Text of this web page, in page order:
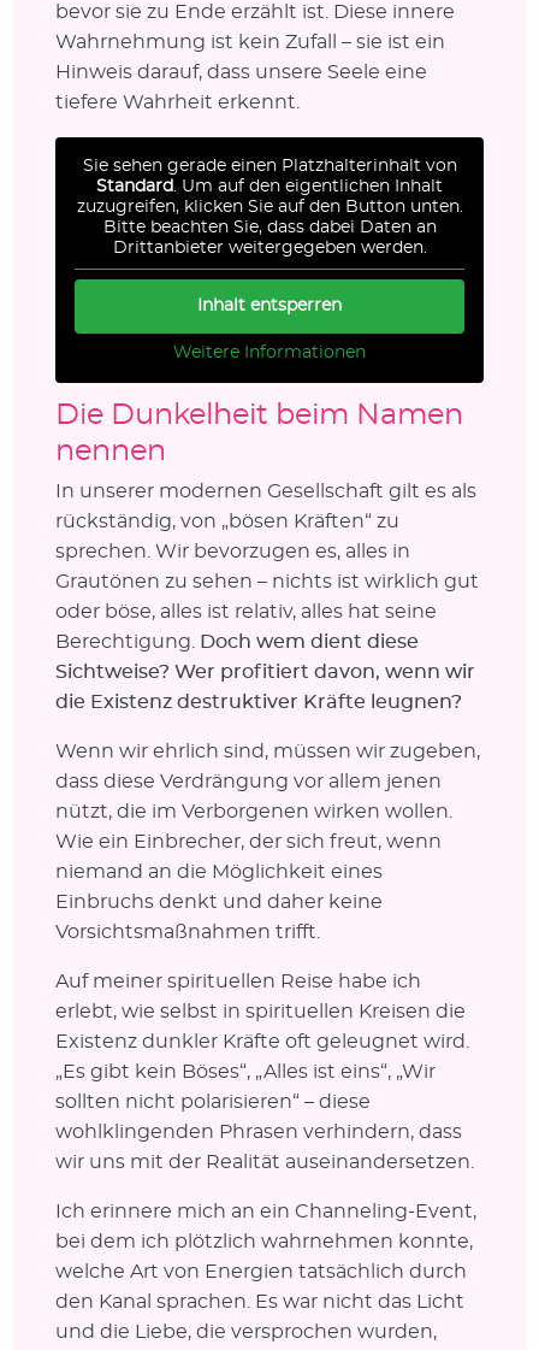
bevor sie zu Ende erzählt ist. Diese innere
Wahrnehmung ist kein Zufall – sie ist ein
Hinweis darauf, dass unsere Seele eine
tiefere Wahrheit erkennt.
Sie sehen gerade einen Platzhalterinhalt von
Standard. Um auf den eigentlichen Inhalt
zuzugreifen, klicken Sie auf den Button unten.
Bitte beachten Sie, dass dabei Daten an
Drittanbieter weitergegeben werden.
Inhalt entsperren
Weitere Informationen
Die Dunkelheit beim Namen
nennen
In unserer modernen Gesellschaft gilt es als
rückständig, von „bösen Kräften“ zu
sprechen. Wir bevorzugen es, alles in
Grautönen zu sehen – nichts ist wirklich gut
oder böse, alles ist relativ, alles hat seine
Berechtigung.
Doch wem dient diese
Sichtweise? Wer profitiert davon, wenn wir
die Existenz destruktiver Kräfte leugnen?
Wenn wir ehrlich sind, müssen wir zugeben,
dass diese Verdrängung vor allem jenen
nützt, die im Verborgenen wirken wollen.
Wie ein Einbrecher, der sich freut, wenn
niemand an die Möglichkeit eines
Einbruchs denkt und daher keine
Vorsichtsmaßnahmen trifft.
Auf meiner spirituellen Reise habe ich
erlebt, wie selbst in spirituellen Kreisen die
Existenz dunkler Kräfte oft geleugnet wird.
„Es gibt kein Böses“, „Alles ist eins“, „Wir
sollten nicht polarisieren“ – diese
wohlklingenden Phrasen verhindern, dass
wir uns mit der Realität auseinandersetzen.
Ich erinnere mich an ein Channeling-Event,
bei dem ich plötzlich wahrnehmen konnte,
welche Art von Energien tatsächlich durch
den Kanal sprachen. Es war nicht das Licht
und die Liebe, die versprochen wurden,